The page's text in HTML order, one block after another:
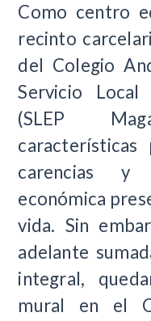
Como centro
recinto
del Colegio
Servicio Local
(SLEP
características
carencias y
económica
vida. Sin
adelante
integral,
mural en el